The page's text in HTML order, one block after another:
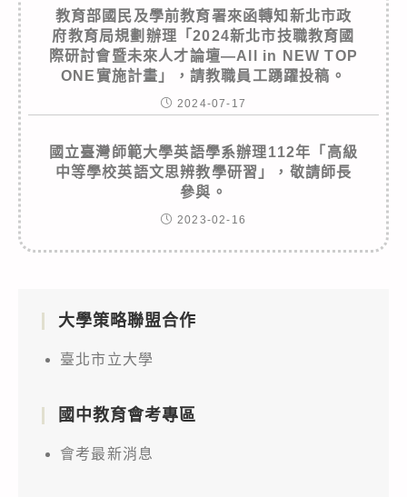
教育部國民及學前教育署來函轉知新北市政
府教育局規劃辦理「2024新北市技職教育國
際研討會暨未來人才論壇—All in NEW TOP
ONE實施計畫」，請教職員工踴躍投稿。
2024-07-17
國立臺灣師範大學英語學系辦理112年「高級
中等學校英語文思辨教學研習」，敬請師長
參與。
2023-02-16
大學策略聯盟合作
臺北市立大學
國中教育會考專區
會考最新消息